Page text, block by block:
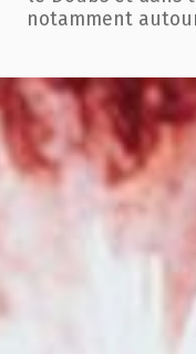
notamment